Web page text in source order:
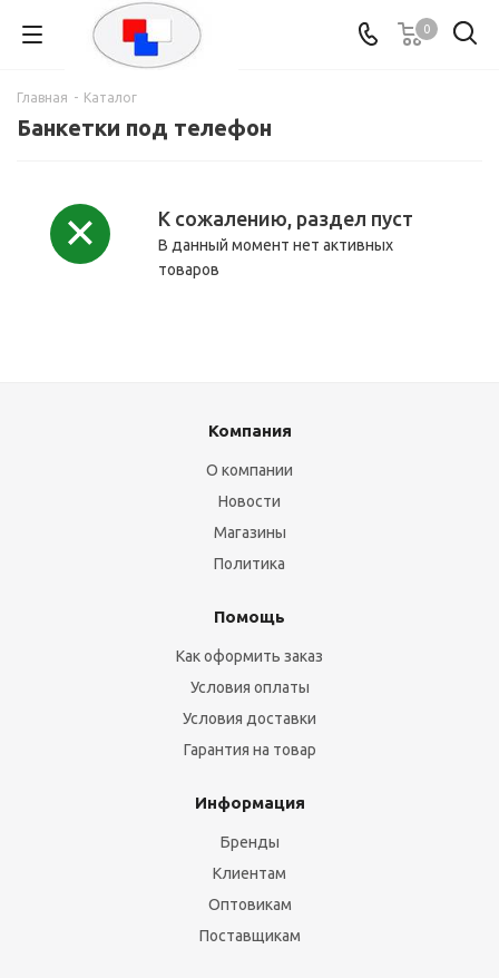
0
Главная - Каталог
Банкетки под телефон
К сожалению, раздел пуст
В данный момент нет активных
товаров
Компания
О компании
Новости
Магазины
Политика
Помощь
Как оформить заказ
Условия оплаты
Условия доставки
Гарантия на товар
Информация
Бренды
Клиентам
Оптовикам
Поставщикам